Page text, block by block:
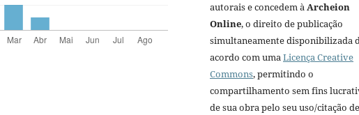
autorais e concedem àArcheion
Online, o direito de publicação
simultaneamente disponibilizada
acordo com umaLicença Creative
Commons, permitindo o
compartilhamento sem fins
de sua obra pelo seu uso/citação de